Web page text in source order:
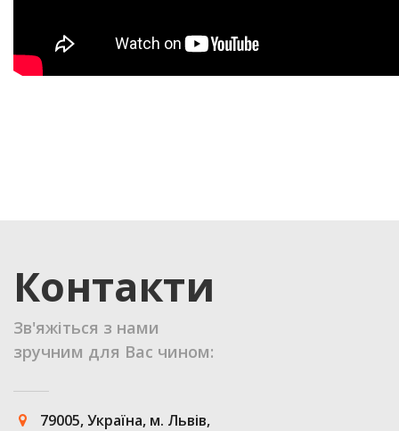
Контакти
Зв'яжіться з нами
зручним для Вас чином:
79005, Україна, м. Львів,